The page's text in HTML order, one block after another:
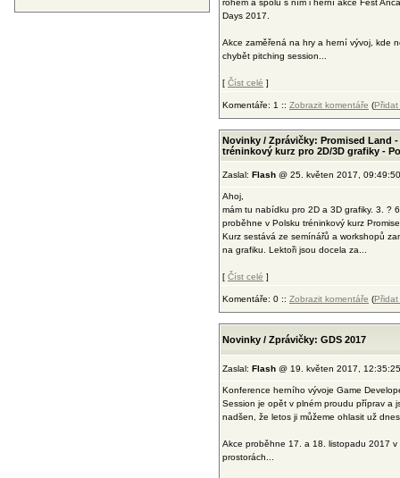
rohem a spolu s ním i herní akce Fest
Days 2017.
Akce zaměřená na hry a herní vývoj, kde
chybět pitching session...
[ Číst celé ]
Komentáře: 1 :: Zobrazit komentáře (Přidat
Novinky / Zprávičky: Promised Land -
tréninkový kurz pro 2D/3D grafiky -
Zaslal: Flash @ 25. květen 2017, 09:49:50
Ahoj,
mám tu nabídku pro 2D a 3D grafiky. 3. ?
proběhne v Polsku tréninkový kurz
Kurz sestává ze semínářů a workshopů
na grafiku. Lektoři jsou docela za...
[ Číst celé ]
Komentáře: 0 :: Zobrazit komentáře (Přidat
Novinky / Zprávičky: GDS 2017
Zaslal: Flash @ 19. květen 2017, 12:35:25
Konference herního vývoje Game
Session je opět v plném proudu příprav a
nadšen, že letos ji můžeme ohlasit už
Akce proběhne 17. a 18. listopadu 2017 v
prostorách...